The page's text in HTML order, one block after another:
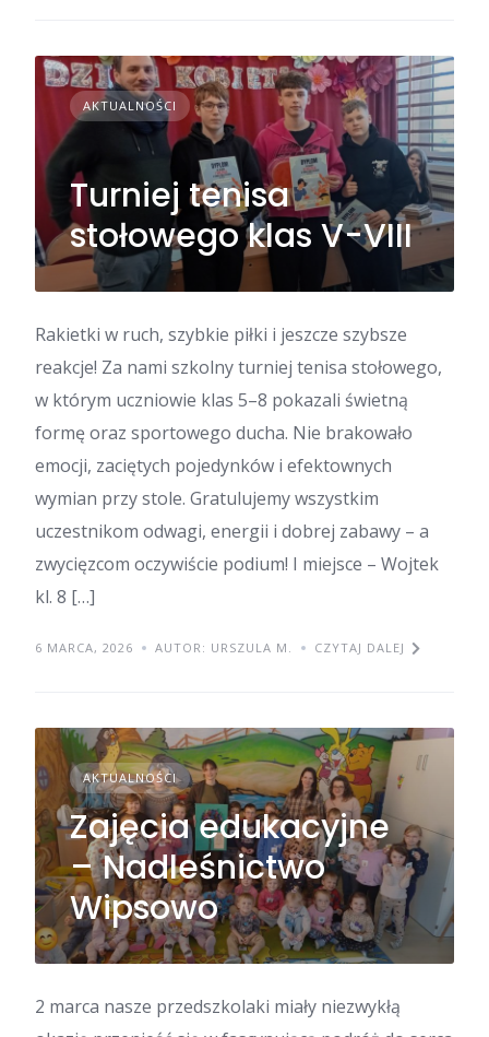
AKTUALNOŚCI
Turniej tenisa
stołowego klas V-VIII
Rakietki w ruch, szybkie piłki i jeszcze szybsze
reakcje! Za nami szkolny turniej tenisa stołowego,
w którym uczniowie klas 5–8 pokazali świetną
formę oraz sportowego ducha. Nie brakowało
emocji, zaciętych pojedynków i efektownych
wymian przy stole. Gratulujemy wszystkim
uczestnikom odwagi, energii i dobrej zabawy – a
zwycięzcom oczywiście podium! I miejsce – Wojtek
kl. 8 […]
6 MARCA, 2026 AUTOR: URSZULA M. CZYTAJ DALEJ
AKTUALNOŚCI
Zajęcia edukacyjne
– Nadleśnictwo
Wipsowo
2 marca nasze przedszkolaki miały niezwykłą